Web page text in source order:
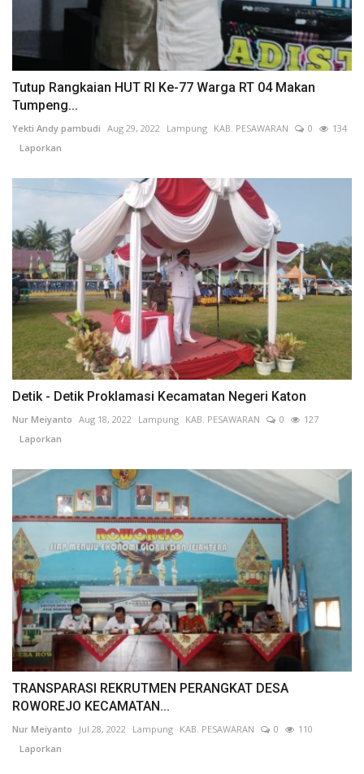
Tutup Rangkaian HUT RI Ke-77 Warga RT 04 Makan
Tumpeng...
Yekti Andy pambudi Aug 29, 2022 Lampung KAB. PESAWARAN 0
134
Laporkan
Detik - Detik Proklamasi Kecamatan Negeri Katon
Nur Meiyanto Aug 18, 2022 Lampung KAB. PESAWARAN 0
127
Laporkan
TRANSPARASI REKRUTMEN PERANGKAT DESA
ROWOREJO KECAMATAN...
Nur Meiyanto Jul 28, 2022 Lampung KAB. PESAWARAN 0
110
Laporkan